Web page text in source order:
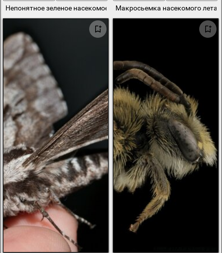
Непонятное зеленое насекомое с крыльямиМакросьемка насекомого